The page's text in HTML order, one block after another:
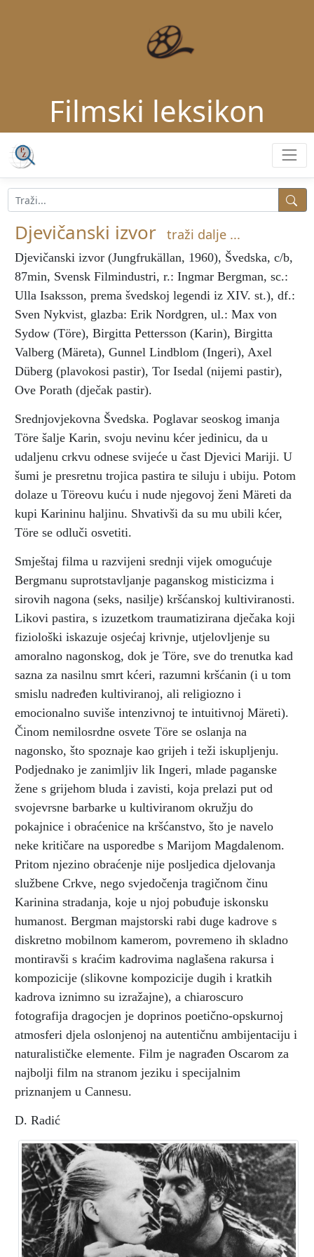
Filmski leksikon
Djevičanski izvor traži dalje ...
Djevičanski izvor (Jungfrukällan, 1960), Švedska, c/b,
87min, Svensk Filmindustri, r.: Ingmar Bergman, sc.:
Ulla Isaksson, prema švedskoj legendi iz XIV. st.), df.:
Sven Nykvist, glazba: Erik Nordgren, ul.: Max von
Sydow (Töre), Birgitta Pettersson (Karin), Birgitta
Valberg (Märeta), Gunnel Lindblom (Ingeri), Axel
Düberg (plavokosi pastir), Tor Isedal (nijemi pastir),
Ove Porath (dječak pastir).
Srednjovjekovna Švedska. Poglavar seoskog imanja
Töre šalje Karin, svoju nevinu kćer jedinicu, da u
udaljenu crkvu odnese svijeće u čast Djevici Mariji. U
šumi je presretnu trojica pastira te siluju i ubiju. Potom
dolaze u Töreovu kuću i nude njegovoj ženi Märeti da
kupi Karininu haljinu. Shvativši da su mu ubili kćer,
Töre se odluči osvetiti.
Smještaj filma u razvijeni srednji vijek omogućuje
Bergmanu suprotstavljanje paganskog misticizma i
sirovih nagona (seks, nasilje) kršćanskoj kultiviranosti.
Likovi pastira, s izuzetkom traumatizirana dječaka koji
fiziološki iskazuje osjećaj krivnje, utjelovljenje su
amoralno nagonskog, dok je Töre, sve do trenutka kad
sazna za nasilnu smrt kćeri, razumni kršćanin (i u tom
smislu nadređen kultiviranoj, ali religiozno i
emocionalno suviše intenzivnoj te intuitivnoj Märeti).
Činom nemilosrdne osvete Töre se oslanja na
nagonsko, što spoznaje kao grijeh i teži iskupljenju.
Podjednako je zanimljiv lik Ingeri, mlade paganske
žene s grijehom bluda i zavisti, koja prelazi put od
svojevrsne barbarke u kultiviranom okružju do
pokajnice i obraćenice na kršćanstvo, što je navelo
neke kritičare na usporedbe s Marijom Magdalenom.
Pritom njezino obraćenje nije posljedica djelovanja
službene Crkve, nego svjedočenja tragičnom činu
Karinina stradanja, koje u njoj pobuđuje iskonsku
humanost. Bergman majstorski rabi duge kadrove s
diskretno mobilnom kamerom, povremeno ih skladno
montiravši s kraćim kadrovima naglašena rakursa i
kompozicije (slikovne kompozicije dugih i kratkih
kadrova iznimno su izražajne), a chiaroscuro
fotografija dragocjen je doprinos poetično-opskurnoj
atmosferi djela oslonjenoj na autentičnu ambijentaciju i
naturalističke elemente. Film je nagrađen Oscarom za
najbolji film na stranom jeziku i specijalnim
priznanjem u Cannesu.
D. Radić